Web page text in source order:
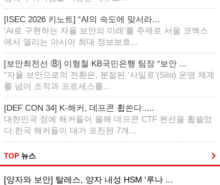
[ISEC 2026 키노트] “AI의 속도에 맞서라...
‘AI로 구현하는 자율 보안의 미래’를 주제로 서울 코엑스
에서 열리는 아시아 최대 정보보호...
[보안최전선 ⑧] 이형철 KB국민은행 팀장 “보안 ...
“자율 보안으로의 전환은, 분절된 ‘사일로’(Silo) 운영 체계
를 넘어 조직과 프로세스를...
[DEF CON 34] K-해커, 데프콘 휩쓴다.....
대한민국 정예 해커들이 올해 데프콘 CTF 본선을 휩쓸었
다.한국 해커들이 대거 포진된 7개...
TOP 뉴스
[양자와 보안] 탈레스, 양자 내성 HSM ‘루나 ...